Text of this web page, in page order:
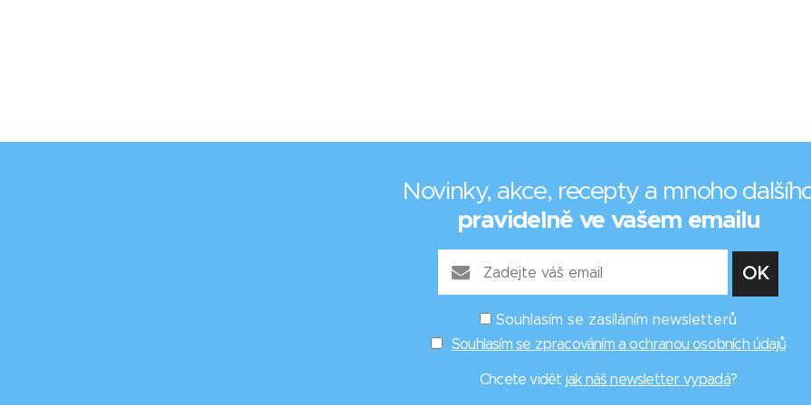
Novinky, akce, recepty a mnoho
pravidelně ve vašem emailu
Souhlasím se zasíláním newsletterů
Souhlasím se zpracováním a ochranou osobních údajů
Chcete vidět jak náš newsletter vypadá?